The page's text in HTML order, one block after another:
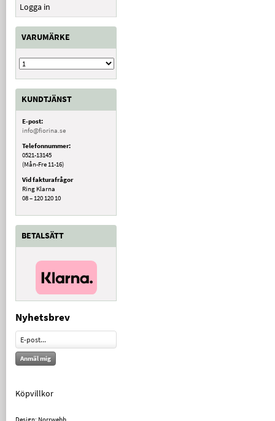
Logga in
VARUMÄRKE
KUNDTJÄNST
E-post:
info@fiorina.se
Telefonnummer:
0521-13145
(Mån-Fre 11-16)
Vid fakturafrågor
Ring Klarna
08 – 120 120 10
BETALSÄTT
Nyhetsbrev
Anmäl mig
Köpvillkor
Design: Norrwebb